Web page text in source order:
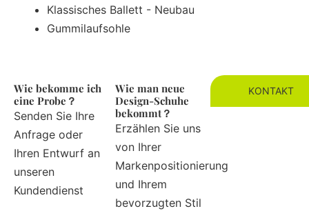
Klassisches Ballett - Neubau
Gummilaufsohle
Wie bekomme ich
eine Probe？
Senden Sie Ihre
Anfrage oder
Ihren Entwurf an
unseren
Kundendienst
Wie man neue
Design-Schuhe
bekommt？
Erzählen Sie uns
von Ihrer
Markenpositionierung
und Ihrem
bevorzugten Stil
KONTAKT